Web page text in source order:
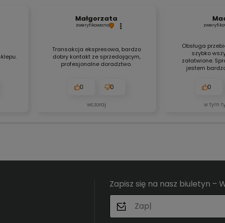
Małgorzata
zweryfikowano
Transakcja ekspresowa, bardzo
dobry kontakt ze sprzedającym,
profesjonalne doradztwo.
0 0
wczoraj
Obsługa
szybko
załatwione.
jestem
0
w tym
Zapisz się na nasz biuletyn –